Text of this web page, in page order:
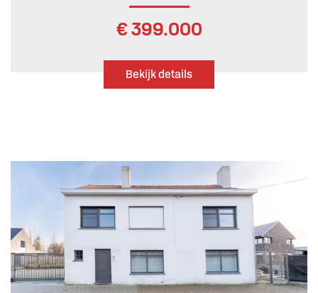
€ 399.000
Bekijk details